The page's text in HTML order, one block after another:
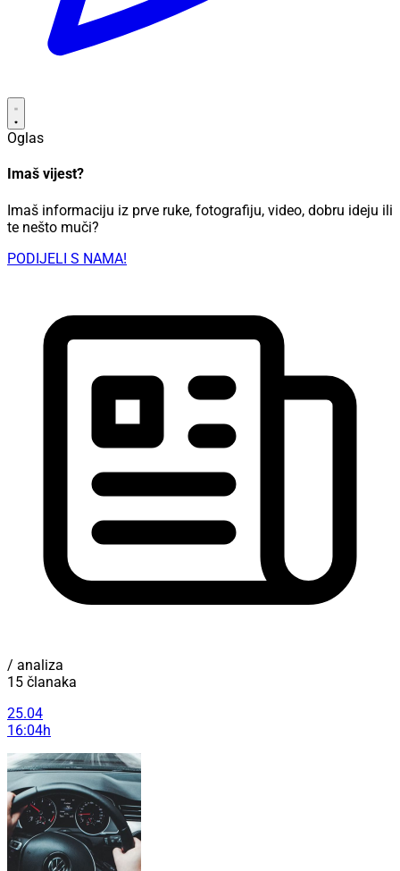
Oglas
Imaš vijest?
Imaš informaciju iz prve ruke, fotografiju, video, dobru ideju ili
te nešto muči?
PODIJELI S NAMA!
/ analiza
15 članaka
25.04
16:04h